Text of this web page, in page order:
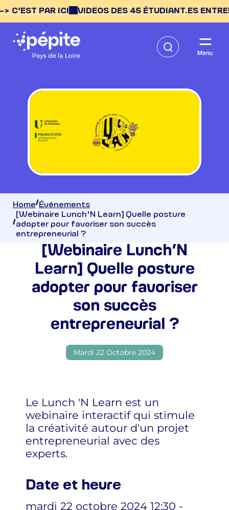
PAR ICI VIDEOS DES 45 ÉTUDIANT.ES
Home Événements
[Webinaire Lunch'N Learn] Quelle posture
adopter pour favoriser son succès
entrepreneurial ?
[Webinaire Lunch’N
Learn] Quelle posture
adopter pour favoriser
son succès
entrepreneurial ?
Mardi 22 Octobre 2024
Le Lunch 'N Learn est un
webinaire interactif qui stimule
la créativité autour d'un projet
entrepreneurial avec des
experts.
Date et heure
mardi 22 octobre 2024 12:30 -